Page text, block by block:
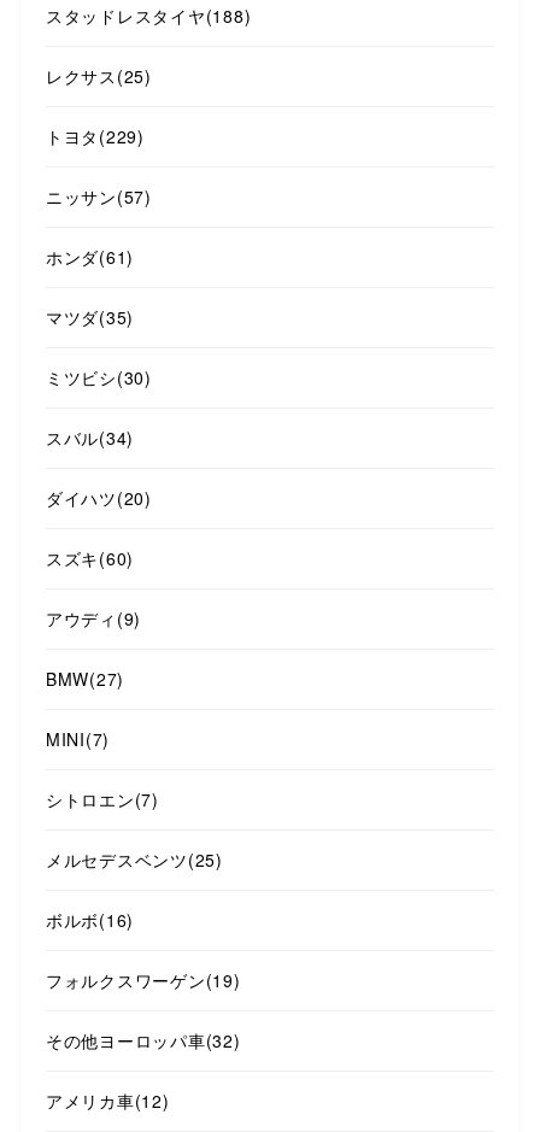
スタッドレスタイヤ(188)
レクサス (25)
トヨタ (229)
ニッサン(57)
ホンダ(61)
マツダ(35)
ミツビシ(30)
スバル(34)
ダイハツ(20)
スズキ(60)
アウディ (9)
BMW(27)
MINI(7)
シトロエン(7)
メルセデスベンツ(25)
ボルボ(16)
フォルクスワーゲン(19)
その他ヨーロッパ車(32)
アメリカ車(12)